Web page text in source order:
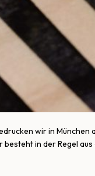
wir in
in der Regel